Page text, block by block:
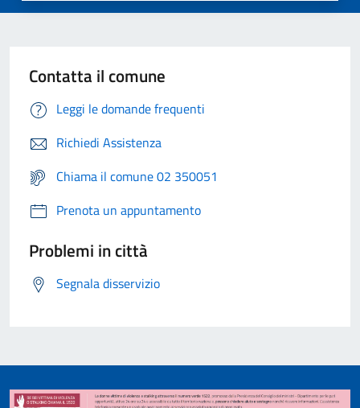
Contatta il comune
Leggi le domande frequenti
Richiedi Assistenza
Chiama il comune 02 350051
Prenota un appuntamento
Problemi in città
Segnala disservizio